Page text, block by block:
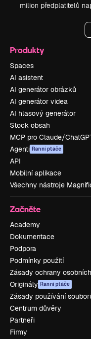
milion předplatitelů
Produkty
Spaces
AI asistent
AI generátor obrázků
AI generátor videa
AI hlasový generátor
Stock obsah
MCP pro Claude/
Agenti Ranní ptáče
API
Mobilní aplikace
Všechny nástroje
Začněte
Academy
Dokumentace
Podpora
Podmínky použití
Zásady ochrany
Originály Ranní ptáče
Zásady používání
Centrum důvěry
Partneři
Firmy